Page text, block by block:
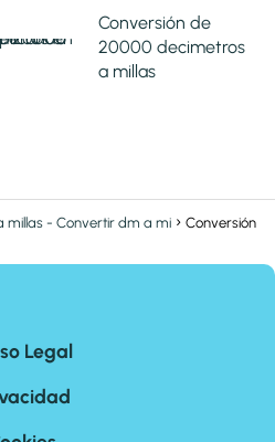
Conversión de
20000 decimetros
a millas
millas - Convertir dm a mi
Conversión
Legal